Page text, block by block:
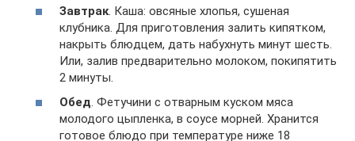
Завтрак. Каша: овсяные хлопья, сушеная
клубника. Для приготовления залить кипятком,
накрыть блюдцем, дать набухнуть минут шесть.
Или, залив предварительно молоком, покипятить
2 минуты.
Обед. Фетучини с отварным куском мяса
молодого цыпленка, в соусе морней. Хранится
готовое блюдо при температуре ниже 18